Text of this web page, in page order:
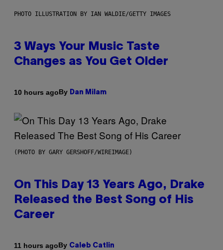
PHOTO ILLUSTRATION BY IAN WALDIE/GETTY IMAGES
3 Ways Your Music Taste
Changes as You Get Older
10 hours agoBy Dan Milam
(PHOTO BY GARY GERSHOFF/WIREIMAGE)
On This Day 13 Years Ago, Drake
Released the Best Song of His
Career
11 hours agoBy Caleb Catlin